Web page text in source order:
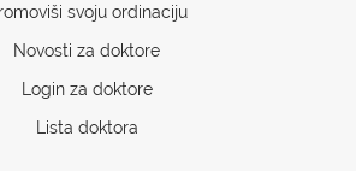
svoju ordinaciju
Novosti za doktore
Login za doktore
Lista doktora